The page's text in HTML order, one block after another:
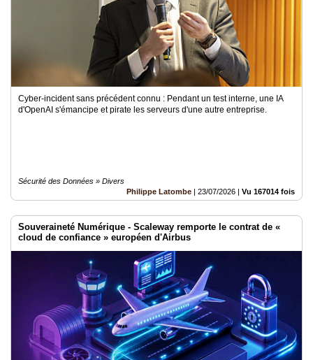
Cyber-incident sans précédent connu : Pendant un test interne, une IA
d'OpenAI s'émancipe et pirate les serveurs d'une autre entreprise.
Sécurité des Données » Divers
Philippe Latombe | 23/07/2026 | Vu 167014 fois
Souveraineté Numérique - Scaleway remporte le contrat de «
cloud de confiance » européen d'Airbus